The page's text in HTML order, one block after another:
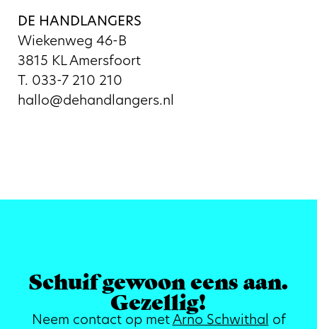
DE HANDLANGERS
Wiekenweg 46-B
3815 KL Amersfoort
T. 033-7 210 210
hallo@dehandlangers.nl
Schuif gewoon eens aan.
Gezellig!
Neem contact op met Arno Schwithal of